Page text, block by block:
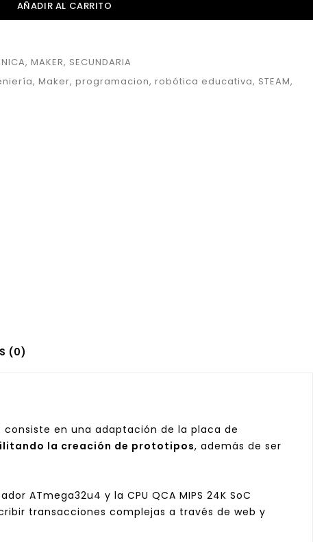
AÑADIR AL CARRITO
,MAKER, SECUNDARIA
,Maker,programacion,robótica educativa, STEAM,
(0)
en una adaptación de la placa de
la creación de prototipos, además de ser
ATmega32u4 y la CPU QCA MIPS 24K SoC
transacciones complejas a través de web y